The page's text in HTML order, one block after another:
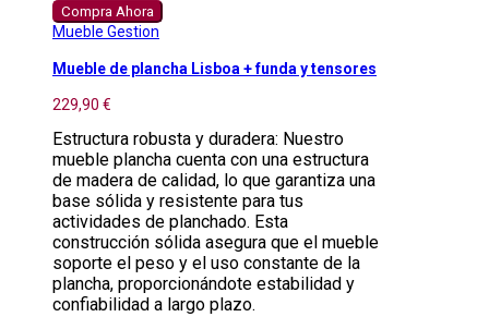
Compra Ahora
Mueble Gestion
Mueble de plancha Lisboa + funda y tensores
229,90 €
Estructura robusta y duradera: Nuestro
mueble plancha cuenta con una estructura
de madera de calidad, lo que garantiza una
base sólida y resistente para tus
actividades de planchado. Esta
construcción sólida asegura que el mueble
soporte el peso y el uso constante de la
plancha, proporcionándote estabilidad y
confiabilidad a largo plazo.